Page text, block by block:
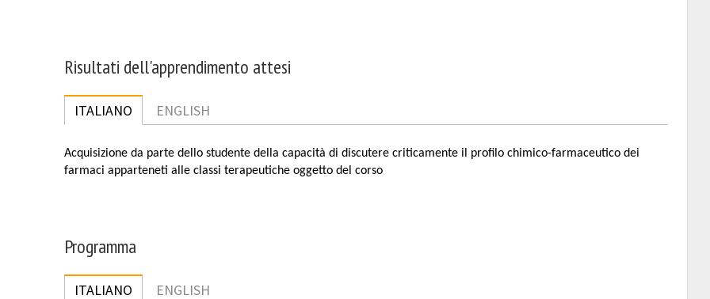
Risultati dell'apprendimento attesi
ITALIANO ENGLISH
Acquisizione da parte dello studente della capacità di discutere criticamente il profilo chimico-farmaceutico dei
farmaci apparteneti alle classi terapeutiche oggetto del corso
Programma
ITALIANO ENGLISH